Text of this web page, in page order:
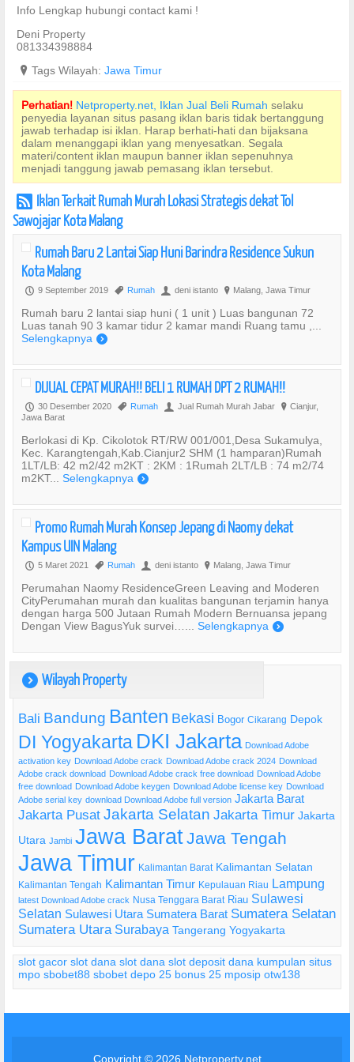
Info Lengkap hubungi contact kami !
Deni Property
081334398884
? Tags Wilayah: Jawa Timur
Perhatian! Netproperty.net, Iklan Jual Beli Rumah selaku
penyedia layanan situs pasang iklan baris tidak bertanggung
jawab terhadap isi iklan. Harap berhati-hati dan bijaksana
dalam menanggapi iklan yang menyesatkan. Segala
materi/content iklan maupun banner iklan sepenuhnya
menjadi tanggung jawab pemasang iklan tersebut.
r Iklan Terkait Rumah Murah Lokasi Strategis dekat Tol
Sawojajar Kota Malang
Rumah Baru 2 Lantai Siap Huni Barindra Residence Sukun
Kota Malang
P 9 September 2019 , Rumah U deni istanto ? Malang, Jawa Timur
Rumah baru 2 lantai siap huni ( 1 unit ) Luas bangunan 72
Luas tanah 90 3 kamar tidur 2 kamar mandi Ruang tamu ,...
Selengkapnya )
DIJUAL CEPAT MURAH!! BELI 1 RUMAH DPT 2 RUMAH!!
P 30 Desember 2020 , Rumah U Jual Rumah Murah Jabar ? Cianjur,
Jawa Barat
Berlokasi di Kp. Cikolotok RT/RW 001/001,Desa Sukamulya,
Kec. Karangtengah,Kab.Cianjur2 SHM (1 hamparan)Rumah
1LT/LB: 42 m2/42 m2KT : 2KM : 1Rumah 2LT/LB : 74 m2/74
m2KT... Selengkapnya )
Promo Rumah Murah Konsep Jepang di Naomy dekat
Kampus UIN Malang
P 5 Maret 2021 , Rumah U deni istanto ? Malang, Jawa Timur
Perumahan Naomy ResidenceGreen Leaving and Moderen
CityPerumahan murah dan kualitas bangunan terjamin hanya
dengan harga 500 Jutaan Rumah Modern Bernuansa jepang
Dengan View BagusYuk survei…... Selengkapnya )
) Wilayah Property
Bali Bandung Banten Bekasi Bogor Cikarang Depok
DI Yogyakarta DKI Jakarta Download Adobe
activation key Download Adobe crack Download Adobe crack 2024 Download
Adobe crack download Download Adobe crack free download Download Adobe
free download Download Adobe keygen Download Adobe license key Download
Adobe serial key download Download Adobe full version Jakarta Barat
Jakarta Pusat Jakarta Selatan Jakarta Timur Jakarta
Utara Jambi Jawa BaratJawa Tengah
Jawa Timur Kalimantan Barat Kalimantan Selatan
Kalimantan Tengah Kalimantan Timur Kepulauan Riau Lampung
latest Download Adobe crack Nusa Tenggara Barat Riau Sulawesi
Selatan Sulawesi Utara Sumatera Barat Sumatera Selatan
Sumatera Utara Surabaya Tangerang Yogyakarta
slot gacor slot dana slot dana slot deposit dana kumpulan situs
mpo sbobet88 sbobet depo 25 bonus 25 mposip otw138
Copyright © 2026 Netproperty.net